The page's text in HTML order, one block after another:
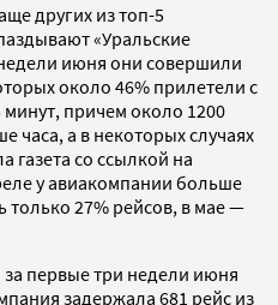
других из топ-5
«Уральские
июня они совершили
около 46% прилетели с
причем около 1200
часа, а в некоторых случаях
газета со ссылкой на
у авиакомпании больше
только 27% рейсов, в мае —
за первые три недели июня
задержала 681 рейс из